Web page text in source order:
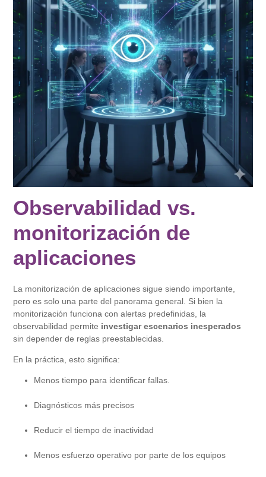
Observabilidad vs.
monitorización de
aplicaciones
La monitorización de aplicaciones sigue siendo importante,
pero es solo una parte del panorama general. Si bien la
monitorización funciona con alertas predefinidas, la
observabilidad permite investigar escenarios inesperados
sin depender de reglas preestablecidas.
En la práctica, esto significa:
Menos tiempo para identificar fallas.
Diagnósticos más precisos
Reducir el tiempo de inactividad
Menos esfuerzo operativo por parte de los equipos